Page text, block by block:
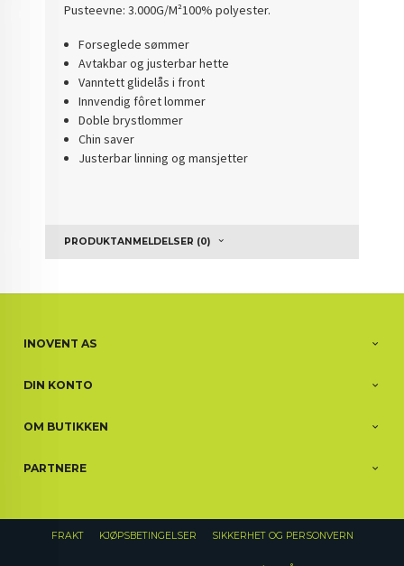
Pusteevne: 3.000G/M²100% polyester.
Forseglede sømmer
Avtakbar og justerbar hette
Vanntett glidelås i front
Innvendig fôret lommer
Doble brystlommer
Chin saver
Justerbar linning og mansjetter
PRODUKTANMELDELSER (0)
INOVENT AS
DIN KONTO
OM BUTIKKEN
PARTNERE
FRAKT KJØPSBETINGELSER SIKKERHET OG PERSONVERN